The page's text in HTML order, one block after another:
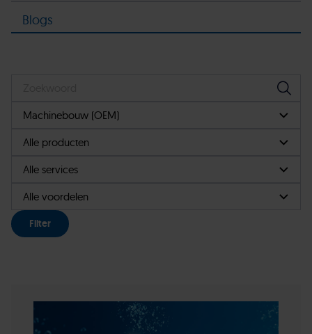
Blogs